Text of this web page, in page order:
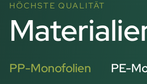
HÖCHSTE QUALITÄT
PP-Monofolien PE-